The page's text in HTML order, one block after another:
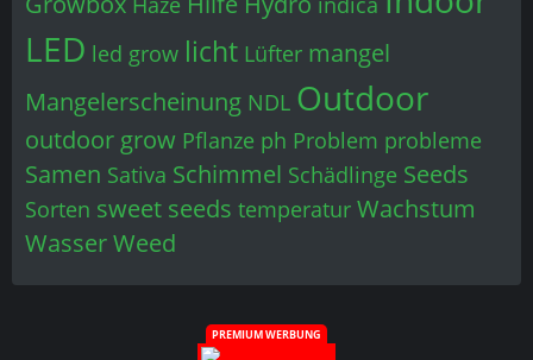
LED led grow licht Lüfter mangel
Mangelerscheinung NDL Outdoor
outdoor grow Pflanze ph Problem probleme
Samen Sativa Schimmel Schädlinge Seeds
Sorten sweet seeds temperatur Wachstum
WasserWeed
PREMIUM WERBUNG